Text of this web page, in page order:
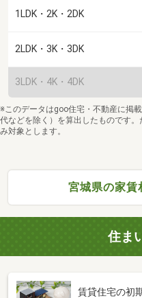
1LDK・2K・2DK
2LDK・3K・3DK
3LDK・4K・4DK
※このデータはgoo住宅・不動産に掲
代などを除く）を算出したものです
み対象とします。
宮城県の家賃
住ま
賃貸住宅の初